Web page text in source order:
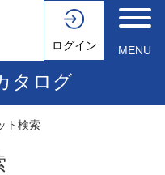
ログイン MENU
タログ
ト検索